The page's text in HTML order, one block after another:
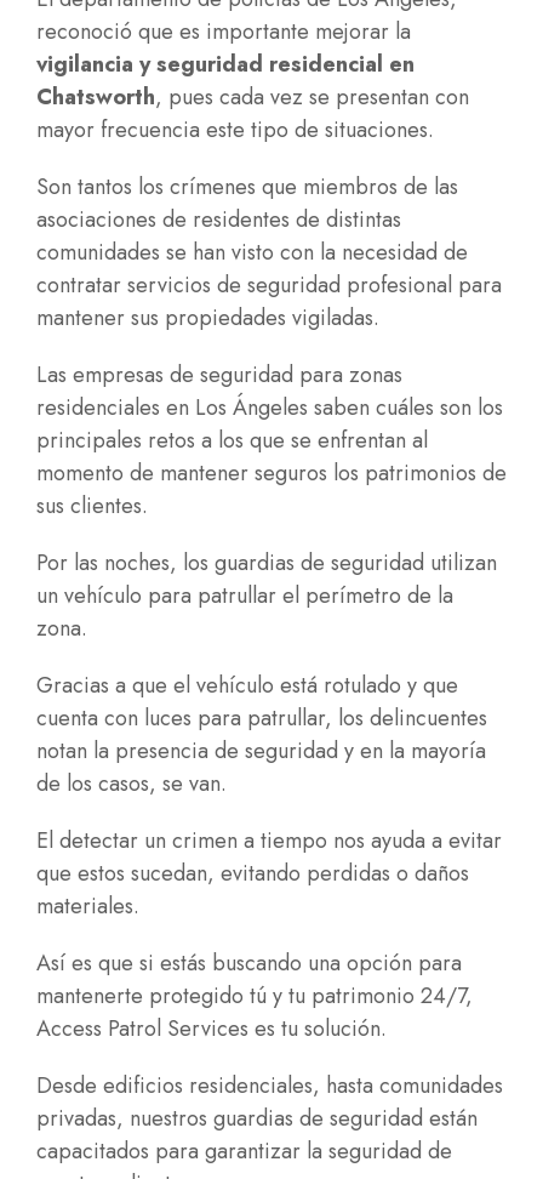
reconoció que es importante mejorar la
vigilancia y seguridad residencial en
Chatsworth, pues cada vez se presentan con
mayor frecuencia este tipo de situaciones.
Son tantos los crímenes que miembros de las
asociaciones de residentes de distintas
comunidades se han visto con la necesidad de
contratar servicios de seguridad profesional para
mantener sus propiedades vigiladas.
Las empresas de seguridad para zonas
residenciales en Los Ángeles saben cuáles son los
principales retos a los que se enfrentan al
momento de mantener seguros los patrimonios de
sus clientes.
Por las noches, los guardias de seguridad utilizan
un vehículo para patrullar el perímetro de la
zona.
Gracias a que el vehículo está rotulado y que
cuenta con luces para patrullar, los delincuentes
notan la presencia de seguridad y en la mayoría
de los casos, se van.
El detectar un crimen a tiempo nos ayuda a evitar
que estos sucedan, evitando perdidas o daños
materiales.
Así es que si estás buscando una opción para
mantenerte protegido tú y tu patrimonio 24/7,
Access Patrol Services es tu solución.
Desde edificios residenciales, hasta comunidades
privadas, nuestros guardias de seguridad están
capacitados para garantizar la seguridad de